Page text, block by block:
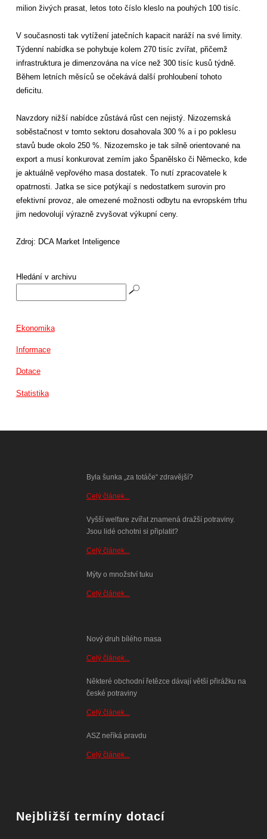
milion živých prasat, letos toto číslo kleslo na pouhých 100 tisíc.
V současnosti tak vytížení jatečních kapacit naráží na své limity.
Týdenní nabídka se pohybuje kolem 270 tisíc zvířat, přičemž
infrastruktura je dimenzována na více než 300 tisíc kusů týdně.
Během letních měsíců se očekává další prohloubení tohoto
deficitu.
Navzdory nižší nabídce zůstává růst cen nejistý. Nizozemská
soběstačnost v tomto sektoru dosahovala 300 % a i po poklesu
stavů bude okolo 250 %. Nizozemsko je tak silně orientované na
export a musí konkurovat zemím jako Španělsko či Německo, kde
je aktuálně vepřového masa dostatek. To nutí zpracovatele k
opatrnosti. Jatka se sice potýkají s nedostatkem surovin pro
efektivní provoz, ale omezené možnosti odbytu na evropském trhu
jim nedovolují výrazně zvyšovat výkupní ceny.
Zdroj: DCA Market Inteligence
Hledání v archivu
Ekonomika
Informace
Dotace
Statistika
Byla šunka „za totáče“ zdravější?
Celý článek...
Vyšší welfare zvířat znamená dražší potraviny.
Jsou lidé ochotni si připlatit?
Celý článek...
Mýty o množství tuku
Celý článek...
Nový druh bílého masa
Celý článek...
Některé obchodní řetězce dávají větší přirážku na
české potraviny
Celý článek...
ASZ neříká pravdu
Celý článek...
Nejbližší termíny dotací